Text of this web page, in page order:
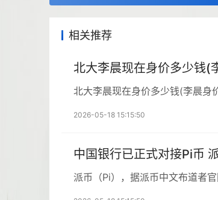
相关推荐
北大李晨现在身价多少钱(
北大李晨现在身价多少钱(李晨身
2026-05-18 15:15:50
中国银行已正式对接Pi币
派币（Pi），据派币中文布道者